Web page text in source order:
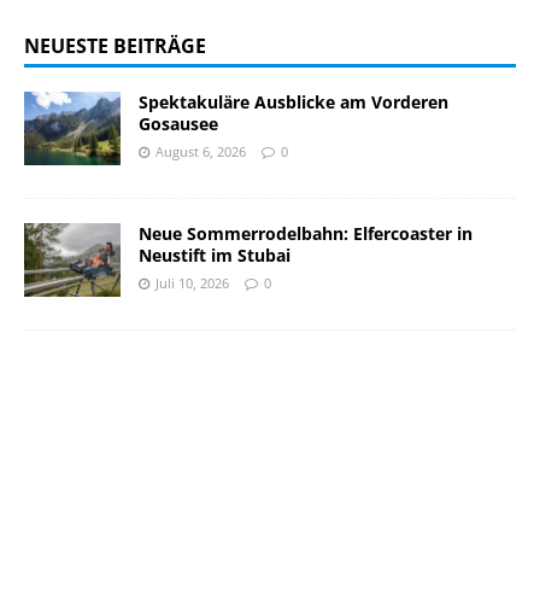
NEUESTE BEITRÄGE
Spektakuläre Ausblicke am Vorderen
Gosausee
August 6, 2026 0
Neue Sommerrodelbahn: Elfercoaster in
Neustift im Stubai
Juli 10, 2026 0